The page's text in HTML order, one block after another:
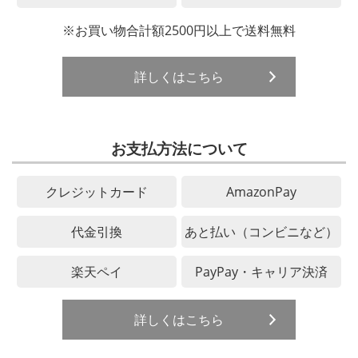
※お買い物合計額2500円以上で送料無料
詳しくはこちら
お支払方法について
クレジットカード AmazonPay
代金引換 あと払い（コンビニなど）
楽天ペイ PayPay・キャリア決済
詳しくはこちら